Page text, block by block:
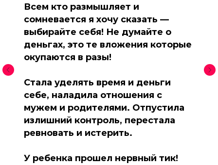
Всем кто размышляет и
сомневается я хочу сказать —
выбирайте себя! Не думайте о
деньгах, это те вложения которые
окупаются в разы!
Стала уделять время и деньги
себе, наладила отношения с
мужем и родителями. Отпустила
излишний контроль, перестала
ревновать и истерить.
У ребенка прошел нервный тик!